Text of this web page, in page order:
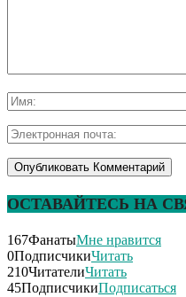
ОСТАВАЙТЕСЬ НА
167ФанатыМне нравится
0ПодписчикиЧитать
210ЧитателиЧитать
45ПодписчикиПодписаться